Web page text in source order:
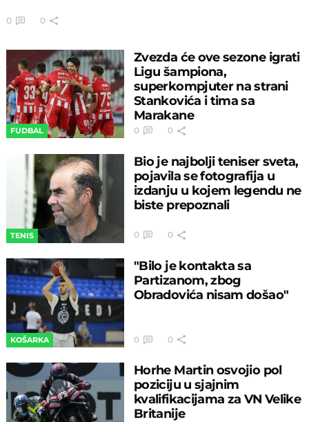
0 0
FUDBAL
Zvezda će ove sezone igrati
Ligu šampiona,
superkompjuter na strani
Stankovića i tima sa
Marakane
0 0
TENIS
Bio je najbolji teniser sveta,
pojavila se fotografija u
izdanju u kojem legendu ne
biste prepoznali
0 0
KOŠARKA
"Bilo je kontakta sa
Partizanom, zbog
Obradovića nisam došao"
0 0
Horhe Martin osvojio pol
poziciju u sjajnim
kvalifikacijama za VN Velike
Britanije